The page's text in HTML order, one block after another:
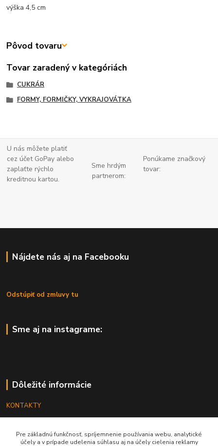
výška 4,5 cm
Pôvod tovaru
Tovar zaradený v kategóriách
CUKRÁR
FORMY, FORMIČKY, VYKRAJOVÁTKA
U nás môžete platiť
cez účet GoPay alebo
zaplaťte rýchlo
kreditnou kartou.
Sme hrdým
partnerom:
Ponúkame značkový
tovar:
Nájdete nás aj na Facebooku
Odstúpiť od zmluvy tu
Sme aj na instagrame:
Dôležité informácie
KONTAKTY
REKLAMÁCIE
Pre základnú funkčnosť, spríjemnenie používania webu, analytické
účely a v prípade udelenia súhlasu aj na účely cielenia reklamy